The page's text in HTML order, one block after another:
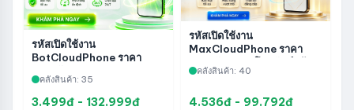
รหัสเปิดใช้งาน
BotCloudPhone ราคา
สำหรับ Android รองรับ
การเตรียมแอปพลิเคชัน, การ
คลังสินค้า: 35
3.499đ - 132.999đ
รหัสเปิดใช้งาน
MaxCloudPhone ราคา
ควบคุมระยะไกล, ระบบ
และการจัดการบัญชี
คลังสินค้า: 40
4.536đ - 99.792đ